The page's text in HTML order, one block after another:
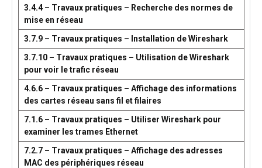
3.4.4 – Travaux pratiques – Recherche des normes de
mise en réseau
3.7.9 – Travaux pratiques – Installation de Wireshark
3.7.10 – Travaux pratiques – Utilisation de Wireshark
pour voir le trafic réseau
4.6.6 – Travaux pratiques – Affichage des informations
des cartes réseau sans fil et filaires
7.1.6 – Travaux pratiques – Utiliser Wireshark pour
examiner les trames Ethernet
7.2.7 – Travaux pratiques – Affichage des adresses
MAC des périphériques réseau